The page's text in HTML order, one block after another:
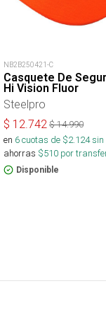
NB2B250421-C
Casquete De
Hi Vision Fluor
Steelpro
$ 12.742 $14.990
en 6cuotas de $2.124sin
ahorras $510 por
Disponible